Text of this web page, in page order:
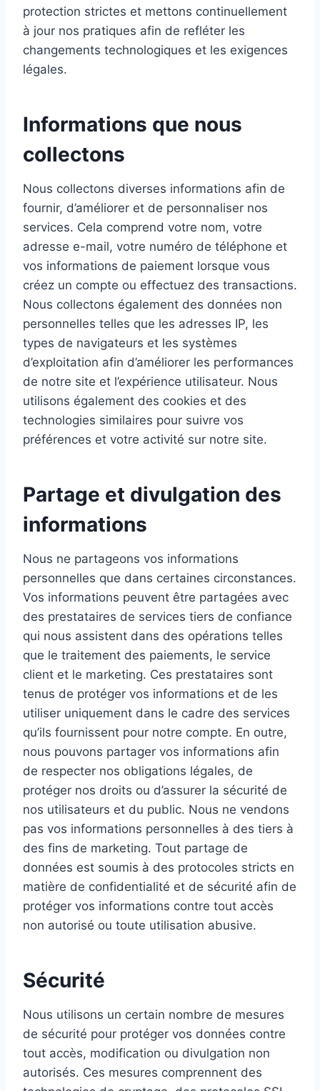
protection strictes et mettons continuellement
à jour nos pratiques afin de refléter les
changements technologiques et les exigences
légales.
Informations que nous
collectons
Nous collectons diverses informations afin de
fournir, d’améliorer et de personnaliser nos
services. Cela comprend votre nom, votre
adresse e-mail, votre numéro de téléphone et
vos informations de paiement lorsque vous
créez un compte ou effectuez des transactions.
Nous collectons également des données non
personnelles telles que les adresses IP, les
types de navigateurs et les systèmes
d’exploitation afin d’améliorer les performances
de notre site et l’expérience utilisateur. Nous
utilisons également des cookies et des
technologies similaires pour suivre vos
préférences et votre activité sur notre site.
Partage et divulgation des
informations
Nous ne partageons vos informations
personnelles que dans certaines circonstances.
Vos informations peuvent être partagées avec
des prestataires de services tiers de confiance
qui nous assistent dans des opérations telles
que le traitement des paiements, le service
client et le marketing. Ces prestataires sont
tenus de protéger vos informations et de les
utiliser uniquement dans le cadre des services
qu’ils fournissent pour notre compte. En outre,
nous pouvons partager vos informations afin
de respecter nos obligations légales, de
protéger nos droits ou d’assurer la sécurité de
nos utilisateurs et du public. Nous ne vendons
pas vos informations personnelles à des tiers à
des fins de marketing. Tout partage de
données est soumis à des protocoles stricts en
matière de confidentialité et de sécurité afin de
protéger vos informations contre tout accès
non autorisé ou toute utilisation abusive.
Sécurité
Nous utilisons un certain nombre de mesures
de sécurité pour protéger vos données contre
tout accès, modification ou divulgation non
autorisés. Ces mesures comprennent des